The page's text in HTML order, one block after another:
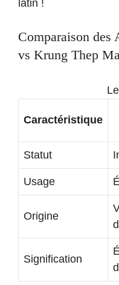
latin !
Comparaison
vs Krung Thep
Caractéristique
Statut
Usage
Origine
Signification